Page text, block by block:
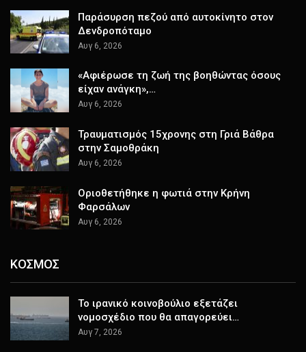
Παράσυρση πεζού από αυτοκίνητο στον
Δενδροπόταμο
Αυγ 6, 2026
«Αφιέρωσε τη ζωή της βοηθώντας όσους
είχαν ανάγκη»,…
Αυγ 6, 2026
Τραυματισμός 15χρονης στη Γριά Βάθρα
στην Σαμοθράκη
Αυγ 6, 2026
Οριοθετήθηκε η φωτιά στην Κρήνη
Φαρσάλων
Αυγ 6, 2026
ΚΟΣΜΟΣ
Το ιρανικό κοινοβούλιο εξετάζει
νομοσχέδιο που θα απαγορεύει…
Αυγ 7, 2026